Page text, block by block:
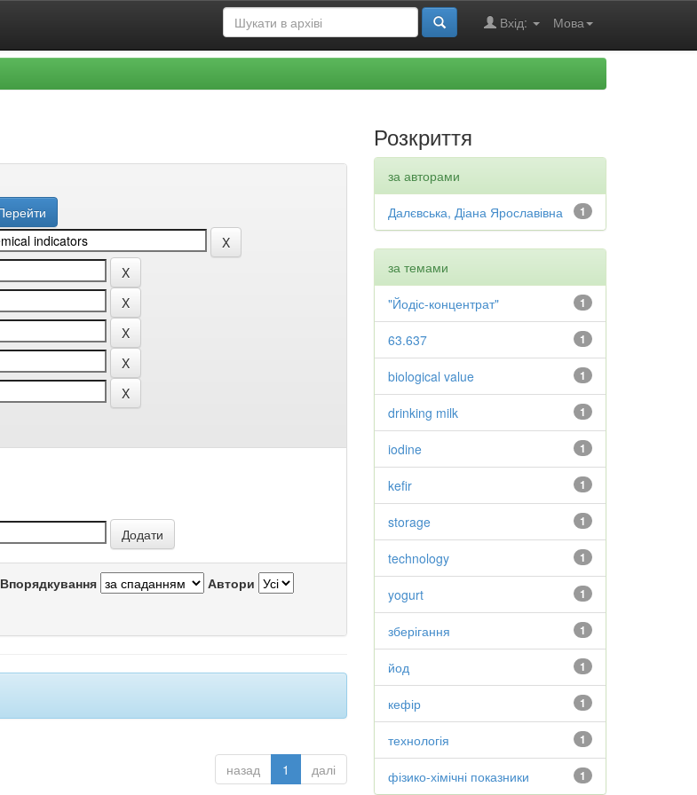
Мова
Вхід:
Впорядкування Автори
назад 1 далі
Розкриття
за авторами
1
Далєвська, Діана Ярославівна
за темами
1
"Йодіс-концентрат"
1
63.637
1
biological value
1
drinking milk
1
iodine
1
kefir
1
storage
1
technology
1
yogurt
1
зберігання
1
йод
1
кефір
1
технологія
1
фізико-хімічні показники